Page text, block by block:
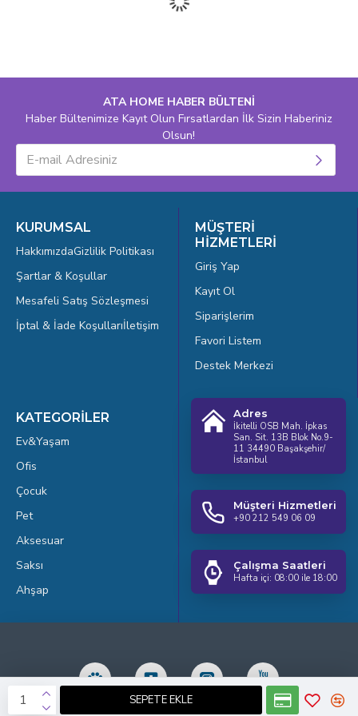
SEPETE EKLE
ATA HOME HABER BÜLTENİ
Haber Bültenimize Kayıt Olun Fırsatlardan İlk Sizin Haberiniz
Olsun!
KURUMSAL
HakkımızdaGizlilik Politikası
Şartlar & Koşullar
Mesafeli Satış Sözleşmesi
İptal & İade Koşullarıİletişim
MÜŞTERİ
HİZMETLERİ
Giriş Yap
Kayıt Ol
Siparişlerim
Favori Listem
Destek Merkezi
KATEGORİLER
Ev&Yaşam
Ofis
Çocuk
Pet
Aksesuar
Saksı
Ahşap
Adres
İkitelli OSB Mah. İpkas
San. Sit. 13B Blok No.9-
11 34490 Başakşehir/
İstanbul
Müşteri Hizmetleri
+90 212 549 06 09
Çalışma Saatleri
Hafta içi: 08:00 ile 18:00